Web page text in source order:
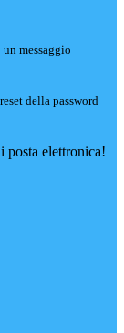
messaggio
della password
posta elettronica!